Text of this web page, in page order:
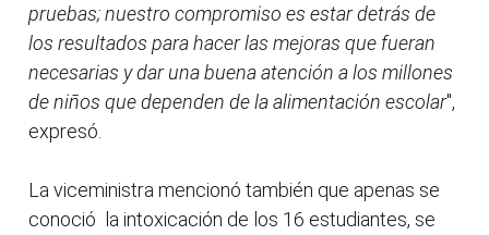
pruebas; nuestro compromiso es estar detrás de
los resultados para hacer las mejoras que fueran
necesarias y dar una buena atención a los millones
de niños que dependen de la alimentación escolar",
expresó.
La viceministra mencionó también que apenas se
conoció la intoxicación de los 16 estudiantes, se